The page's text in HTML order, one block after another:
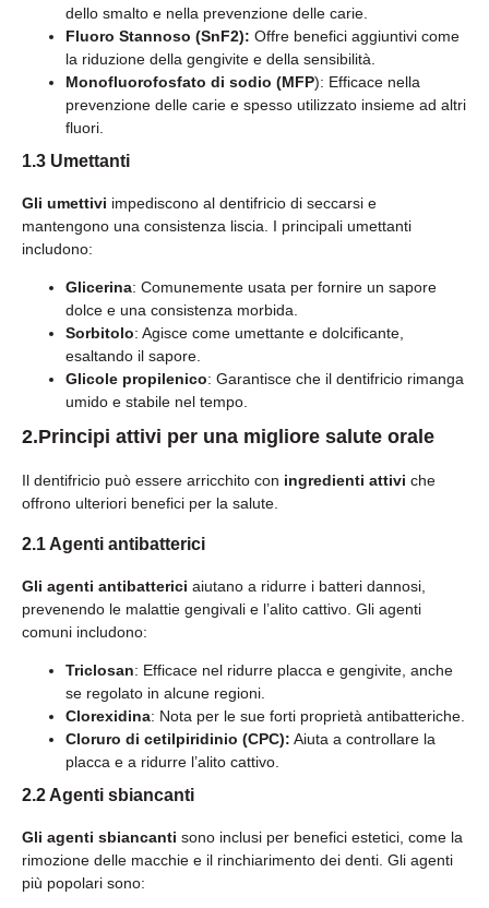
dello smalto e nella prevenzione delle carie.
Fluoro Stannoso (SnF2): Offre benefici aggiuntivi come
la riduzione della gengivite e della sensibilità.
Monofluorofosfato di sodio (MFP): Efficace nella
prevenzione delle carie e spesso utilizzato insieme ad altri
fluori.
1.3 Umettanti
Gli umettivi impediscono al dentifricio di seccarsi e
mantengono una consistenza liscia. I principali umettanti
includono:
Glicerina: Comunemente usata per fornire un sapore
dolce e una consistenza morbida.
Sorbitolo: Agisce come umettante e dolcificante,
esaltando il sapore.
Glicole propilenico: Garantisce che il dentifricio rimanga
umido e stabile nel tempo.
2.Principi attivi per una migliore salute orale
Il dentifricio può essere arricchito con ingredienti attivi che
offrono ulteriori benefici per la salute.
2.1 Agenti antibatterici
Gli agenti antibatterici aiutano a ridurre i batteri dannosi,
prevenendo le malattie gengivali e l’alito cattivo. Gli agenti
comuni includono:
Triclosan: Efficace nel ridurre placca e gengivite, anche
se regolato in alcune regioni.
Clorexidina: Nota per le sue forti proprietà antibatteriche.
Cloruro di cetilpiridinio (CPC): Aiuta a controllare la
placca e a ridurre l’alito cattivo.
2.2 Agenti sbiancanti
Gli agenti sbiancanti sono inclusi per benefici estetici, come la
rimozione delle macchie e il rinchiarimento dei denti. Gli agenti
più popolari sono: